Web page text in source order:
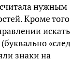
нужным
Кроме
искать
знаки на